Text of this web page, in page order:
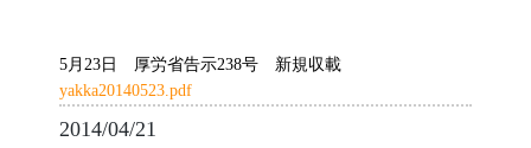
5月23日 厚労省告示238号 新規収載
yakka20140523.pdf
2014/04/21